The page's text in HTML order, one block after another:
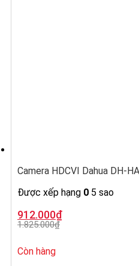
Camera HDCVI Dahua DH-
Được xếp hạng 0 5 sao
1.825.000₫
Giá
gốc
là:
912.000₫
Giá
hiện
tại
912.000₫.
Còn hàng